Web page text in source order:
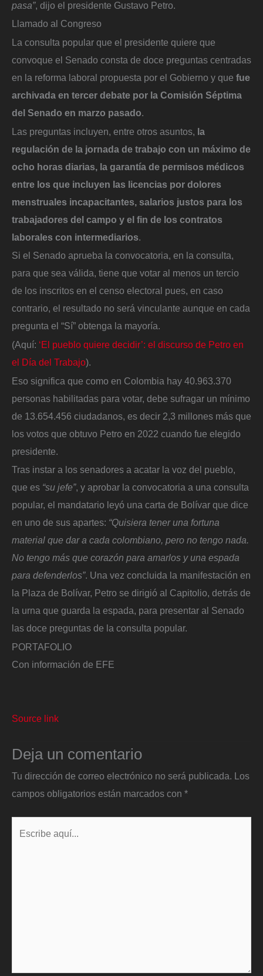
pasa”, dijo el presidente Gustavo Petro.
Llamado al Congreso
La consulta popular que el presidente quiere que
convoque el Senado consta de doce preguntas centradas
en la reforma laboral propuesta por el Gobierno y que fue
archivada en tercer debate por la Comisión Séptima
del Senado en marzo pasado.
Las preguntas incluyen, entre otros asuntos, la
regulación de la jornada de trabajo con un máximo de
ocho horas diarias, la garantía de permisos médicos
entre los que incluyen las licencias por dolores
menstruales incapacitantes, salarios justos para los
trabajadores del campo y el fin de los contratos
laborales con intermediarios.
Si el Senado aprueba la convocatoria, en la consulta,
para que sea válida, tiene que votar al menos un tercio
de los inscritos en el censo electoral pues, en caso
contrario, el resultado no será vinculante aunque en cada
pregunta el “Sí” obtenga la mayoría.
(Aquí: ‘El pueblo quiere decidir’: el discurso de Petro en
el Día del Trabajo).
Eso significa que como en Colombia hay 40.963.370
personas habilitadas para votar, debe sufragar un mínimo
de 13.654.456 ciudadanos, es decir 2,3 millones más que
los votos que obtuvo Petro en 2022 cuando fue elegido
presidente.
Tras instar a los senadores a acatar la voz del pueblo,
que es “su jefe”, y aprobar la convocatoria a una consulta
popular, el mandatario leyó una carta de Bolívar que dice
en uno de sus apartes: “Quisiera tener una fortuna
material que dar a cada colombiano, pero no tengo nada.
No tengo más que corazón para amarlos y una espada
para defenderlos”. Una vez concluida la manifestación en
la Plaza de Bolívar, Petro se dirigió al Capitolio, detrás de
la urna que guarda la espada, para presentar al Senado
las doce preguntas de la consulta popular.
PORTAFOLIO
Con información de EFE
Source link
Deja un comentario
Tu dirección de correo electrónico no será publicada. Los
campos obligatorios están marcados con *